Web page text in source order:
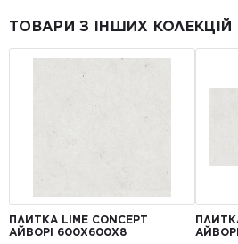
ТОВАРИ З ІНШИХ КОЛЕКЦІЙ
ПЛИТКА LIME CONCEPT
АЙВОРІ 600Х600Х8